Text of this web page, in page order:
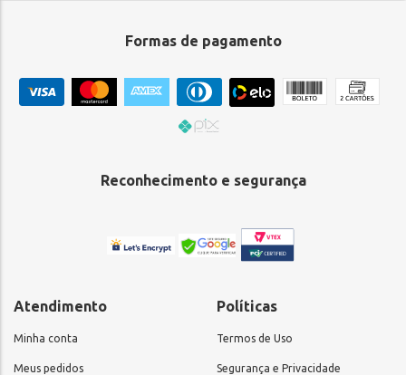
Formas de pagamento
Reconhecimento e segurança
Atendimento
Minha conta
Meus pedidos
Políticas
Termos de Uso
Segurança e Privacidade